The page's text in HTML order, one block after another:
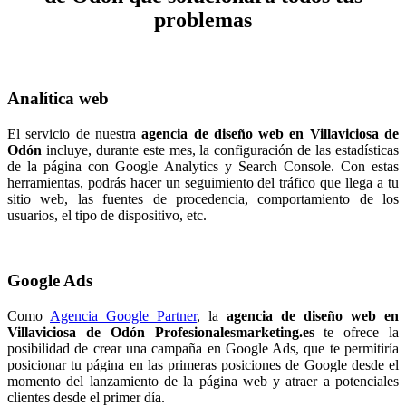
problemas
Analítica web
El servicio de nuestraagencia de diseño web en Villaviciosa de
Odón incluye, durante este mes, la configuración de las estadísticas
de la página con Google Analytics y Search Console. Con estas
herramientas, podrás hacer un seguimiento del tráfico que llega a tu
sitio web, las fuentes de procedencia, comportamiento de los
usuarios, el tipo de dispositivo, etc.
Google Ads
Como Agencia Google Partner, la agencia de diseño web en
Villaviciosa de Odón Profesionalesmarketing.este ofrece la
posibilidad de crear una campaña en Google Ads, que te permitiría
posicionar tu página en las primeras posiciones de Google desde el
momento del lanzamiento de la página web y atraer a potenciales
clientes desde el primer día.